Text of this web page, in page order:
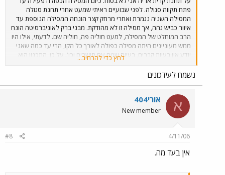
פתח תקווה סגולה. לפני שבועיים ראיתי שמעט אחרי תחנת סגולה
המסילה השניה נגמרת ואחרי מרחק קצר הונחה המסילה הנוספת עד
איזור כביש גהה, אך מסילה זו לא מהודקת. מבני ברק לאוניברסיטה הונח
הרב המוחלט של המסילה, למעט חוליה פה, חוליה שם. לדעתי, אילו היו
ממש מעוניינים היתה מסילה כפולה לאורך כל הקו, הרי עד כמה שאני
יודע אין בעיות קברים, בעיות שטח עם תושבים וכו'. על כן, התכנון הוא
לקראת 2007 של הקטע הכפול ושל המסילה בין תל אביב מרכז
לאוניבריטה ואולי גם תחנת קרית אריה.
לחץ כדי להרחיב...
נשמח לעידכונים
א אורי404
New member
4/11/06
#8
אין בעד מה.